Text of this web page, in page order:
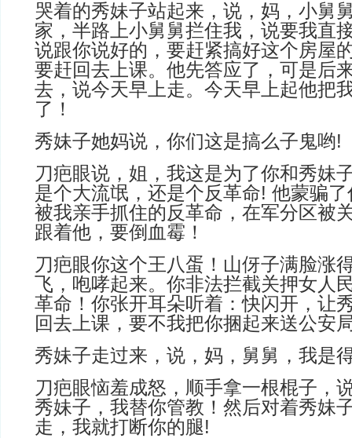
哭着的秀妹子站起来，说，妈，小舅
家，半路上小舅舅拦住我，说要我直
说跟你说好的，要赶紧搞好这个房屋
要赶回去上课。他先答应了，可是后
去，说今天早上走。今天早上起他把
了！
秀妹子她妈说，你们这是搞么子鬼哟!
刀疤眼说，姐，我这是为了你和秀妹
是个大流氓，还是个反革命! 他蒙骗
被我亲手抓住的反革命，在军分区被
跟着他，要倒血霉！
刀疤眼你这个王八蛋！山伢子满脸涨
飞，咆哮起来。你非法拦截关押女人
革命！你张开耳朵听着：快闪开，让
回去上课，要不我把你捆起来送公安
秀妹子走过来，说，妈，舅舅，我是
刀疤眼恼羞成怒，顺手拿一根棍子，
秀妹子，我替你管教！然后对着秀妹
走，我就打断你的腿!